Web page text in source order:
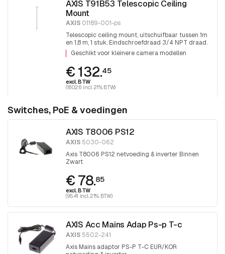
AXIS T91B53 Telescopic Ceiling
Mount
AXIS 01189-001-ps
Telescopic ceiling mount, uitschuifbaar tussen 1m
en 1,8 m, 1 stuk. Eindschroefdraad 3/4 NPT draad.
Voor montage 1,5 NPT hulpstukken is adapter
T91A06 noodzakelijk.
Geschikt voor kleinere camera modellen
€ 132.45
excl. BTW
(160.26 incl. 21% BTW)
Switches, PoE & voedingen
AXIS T8006 PS12
AXIS 5030-062
Axis T8006 PS12 netvoeding & inverter Binnen
Zwart
€ 78.85
excl. BTW
(95.41 incl. 21% BTW)
AXIS Acc Mains Adap Ps-p T-c
AXIS 5502-241
Axis Mains adaptor PS-P T-C EUR/KOR